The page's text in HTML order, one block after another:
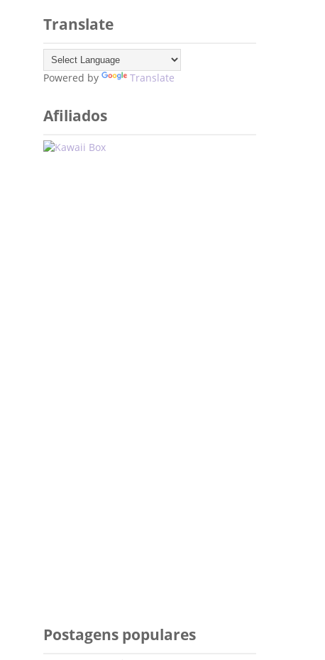
Translate
Powered by Translate
Afiliados
Postagens populares